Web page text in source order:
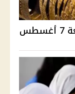
سعر الذهب في مصر اليوم الجمعة 7 أغسطس